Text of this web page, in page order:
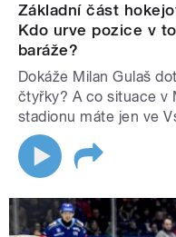
Základní část
Kdo urve pozice v
baráže?
Dokáže Milan Gulaš
čtyřky? A co situace v
stadionu máte jen ve